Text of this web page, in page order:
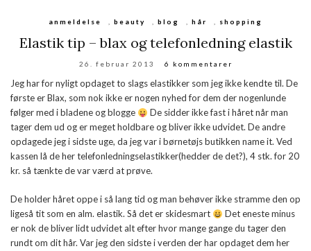
anmeldelse beauty blog hår shopping
Elastik tip – blax og telefonledning elastik
26. februar 2013 6 kommentarer
Jeg har for nyligt opdaget to slags elastikker som jeg ikke kendte til. De
første er Blax, som nok ikke er nogen nyhed for dem der nogenlunde
følger med i bladene og blogge
De sidder ikke fast i håret når man
tager dem ud og er meget holdbare og bliver ikke udvidet. De andre
opdagede jeg i sidste uge, da jeg var i børnetøjs butikken name it. Ved
kassen lå de her telefonledningselastikker(hedder de det?), 4 stk. for 20
kr. så tænkte de var værd at prøve.
De holder håret oppe i så lang tid og man behøver ikke stramme den op
ligeså tit som en alm. elastik. Så det er skidesmart
Det eneste minus
er nok de bliver lidt udvidet alt efter hvor mange gange du tager den
rundt om dit hår. Var jeg den sidste i verden der har opdaget dem her